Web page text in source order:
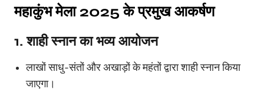
महाकुंभ मेला 2025के प्रमुख आकर्षण
1. शाही स्नान का भव्य आयोजन
लाखों साधु-संतों और अखाड़ों के महंतों द्वारा शाही स्नान किया
जाएगा।